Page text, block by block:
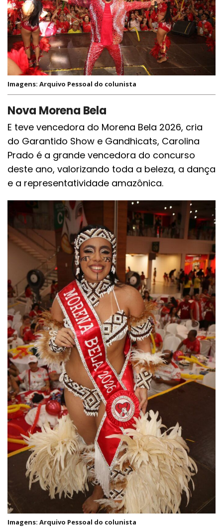
Imagens: Arquivo Pessoal do colunista
Nova Morena Bela
E teve vencedora do Morena Bela 2026, cria
do Garantido Show e Gandhicats, Carolina
Prado é a grande vencedora do concurso
deste ano, valorizando toda a beleza, a dança
e a representatividade amazônica.
Imagens: Arquivo Pessoal do colunista